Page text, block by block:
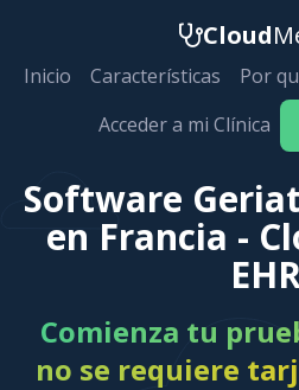
Cloud
Inicio Características Por
Acceder a mi Clínica
Software
en Francia -
Comienza tu
no se requiere